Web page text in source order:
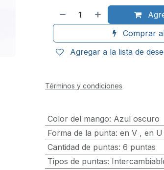
Comprar
Agregar a la lista de
Términos y condiciones
Color del mango: Azul oscuro
Forma de la punta: en V, en U
Cantidad de puntas: 6 puntas
Tipos de puntas: